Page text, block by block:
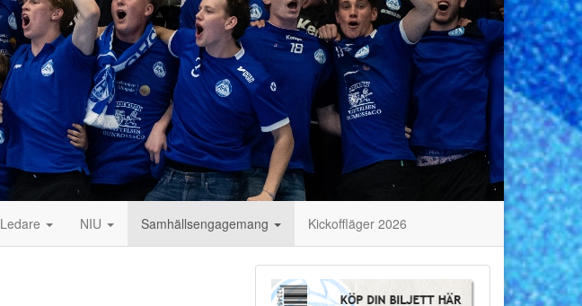
Ledare NIU Samhällsengagemang Kickoffläger 2026